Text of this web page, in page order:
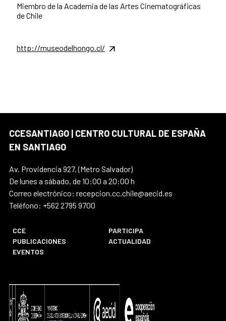
Miembro de la Academia de las Artes Cinematográficas
de Chile
http://museodelhongo.cl/
CCESANTIAGO | CENTRO CULTURAL DE ESPAÑA
EN SANTIAGO
Av. Providencia 927, (Metro Salvador)
De lunes a sábado, de 10:00 a 20:00 h
Correo electrónico: recepcion.cc.chile@aecid.es
Teléfono: +562 2795 9700
CCE
PARTICIPA
PUBLICACIONES
ACTUALIDAD
EVENTOS